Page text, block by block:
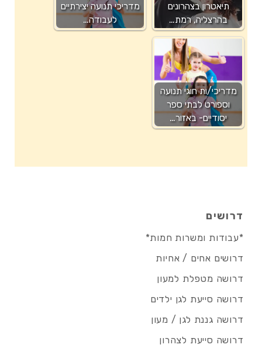
תיאטרון בצהרונים
בהרצליה, רמת…
מדריכי תנועה יצירתיים
לעבודה…
מדריכי/ות חוגי תנועה
וספורט לבתי ספר
יסודיים- באזור…
דרושים
*עבודות ומשרות חמות*
דרושים אחים / אחיות
דרושה מטפלת למעון
דרושה סייעת לגן ילדים
דרושה גננת לגן / מעון
דרושה סייעת לצהרון